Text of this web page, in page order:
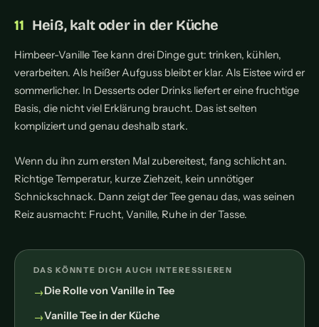
Heiß, kalt oder in der Küche
Himbeer-Vanille Tee kann drei Dinge gut: trinken, kühlen,
verarbeiten. Als heißer Aufguss bleibt er klar. Als Eistee wird er
sommerlicher. In Desserts oder Drinks liefert er eine fruchtige
Basis, die nicht viel Erklärung braucht. Das ist selten
kompliziert und genau deshalb stark.
Wenn du ihn zum ersten Mal zubereitest, fang schlicht an.
Richtige Temperatur, kurze Ziehzeit, kein unnötiger
Schnickschnack. Dann zeigt der Tee genau das, was seinen
Reiz ausmacht: Frucht, Vanille, Ruhe in der Tasse.
DAS KÖNNTE DICH AUCH INTERESSIEREN
Die Rolle von Vanille in Tee
Vanille Tee in der Küche